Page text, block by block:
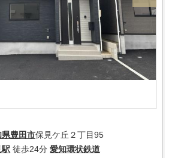
県豊田市保見ケ丘２丁目95
徒歩24分 愛知環状鉄道